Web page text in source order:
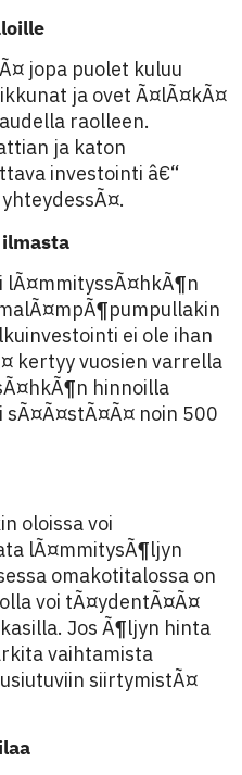
jopa puolet kuluu
ja ovet Ã¤lÃ¤kÃ¤
raolleen.
ja katon
investointi â€“
lÃ¤mmityssÃ¤hkÃ¶n
ei ole ihan
kertyy vuosien varrella
hinnoilla
noin 500
oloissa voi
lÃ¤mmitysÃ¶ljyn
omakotitalossa on
voi tÃ¤ydentÃ¤Ã¤
Jos Ã¶ljyn hinta
vaihtamista
siirtymistÃ¤